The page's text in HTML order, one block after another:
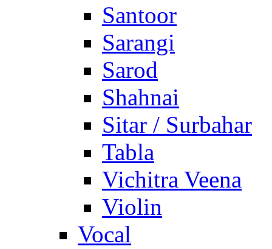
Santoor
Sarangi
Sarod
Shahnai
Sitar / Surbahar
Tabla
Vichitra Veena
Violin
Vocal